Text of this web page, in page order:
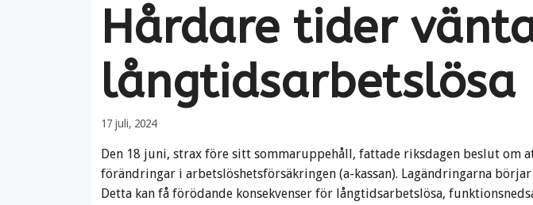
Hårdare tider
långtidsarbetslösa
17 juli, 2024
Den 18 juni, strax före sitt sommaruppehåll, fattade riksdagen beslut om
förändringar i arbetslöshetsförsäkringen (a-kassan). Lagändringarna
Detta kan få förödande konsekvenser för långtidsarbetslösa,